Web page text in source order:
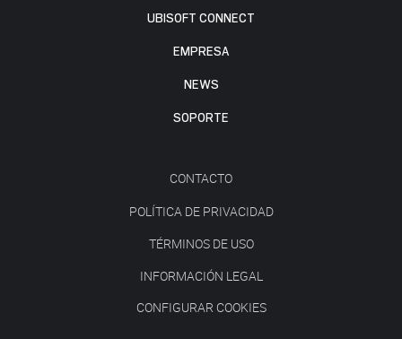
UBISOFT CONNECT
EMPRESA
NEWS
SOPORTE
CONTACTO
POLÍTICA DE PRIVACIDAD
TÉRMINOS DE USO
INFORMACIÓN LEGAL
CONFIGURAR COOKIES